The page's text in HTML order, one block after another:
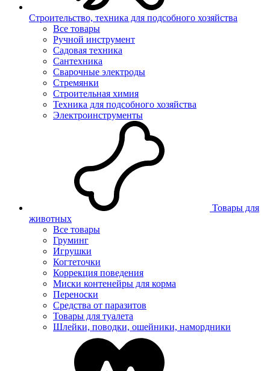
Строительство, техника для подсобного хозяйства
Все товары
Ручной инструмент
Садовая техника
Сантехника
Сварочные электроды
Стремянки
Строительная химия
Техника для подсобного хозяйства
Электроинструменты
Товары для
животных
Все товары
Груминг
Игрушки
Когтеточки
Коррекция поведения
Миски контенейры для корма
Переноски
Средства от паразитов
Товары для туалета
Шлейки, поводки, ошейники, намордники